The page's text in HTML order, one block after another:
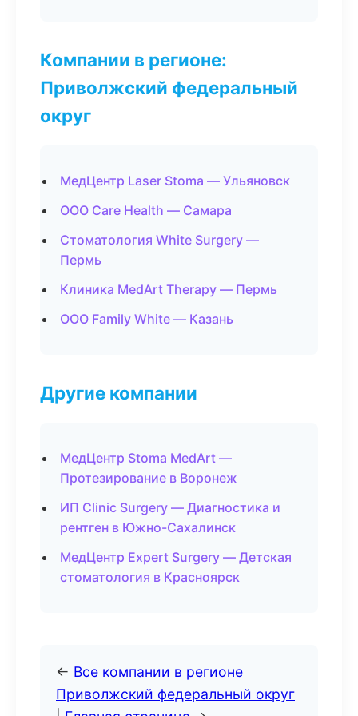
Компании в регионе:
Приволжский федеральный
округ
МедЦентр Laser Stoma — Ульяновск
ООО Care Health — Самара
Стоматология White Surgery —
Пермь
Клиника MedArt Therapy — Пермь
ООО Family White — Казань
Другие компании
МедЦентр Stoma MedArt —
Протезирование в Воронеж
ИП Clinic Surgery — Диагностика и
рентген в Южно-Сахалинск
МедЦентр Expert Surgery — Детская
стоматология в Красноярск
← Все компании в регионе
Приволжский федеральный округ